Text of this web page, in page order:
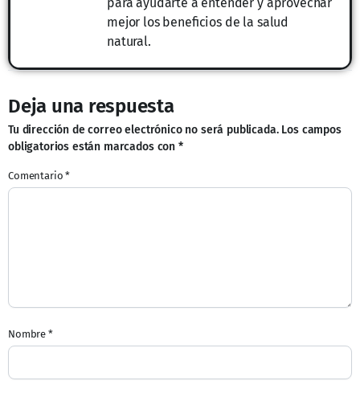
para ayudarte a entender y aprovechar
mejor los beneficios de la salud
natural.
Deja una respuesta
Tu dirección de correo electrónico no será publicada. Los campos
obligatorios están marcados con *
Comentario*
Nombre *